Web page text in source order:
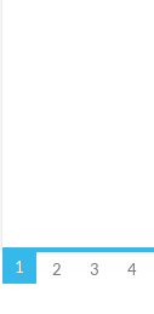
1 2 3 4